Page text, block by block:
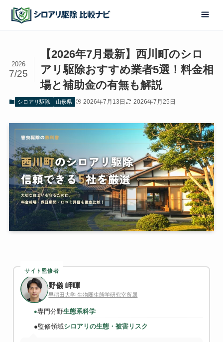
【2026年7月最新】西川町のシロ
アリ駆除おすすめ業者5選！料金相
場と補助金の有無も解説
2026
7/25
シロアリ駆除 山形県 2026年7月13日 2026年7月25日
サイト監修者
野儀 岬暉
早稲田大学 生物圏生態学研究室所属
●専門分野生態系科学
●監修領域シロアリの生態・被害リスク